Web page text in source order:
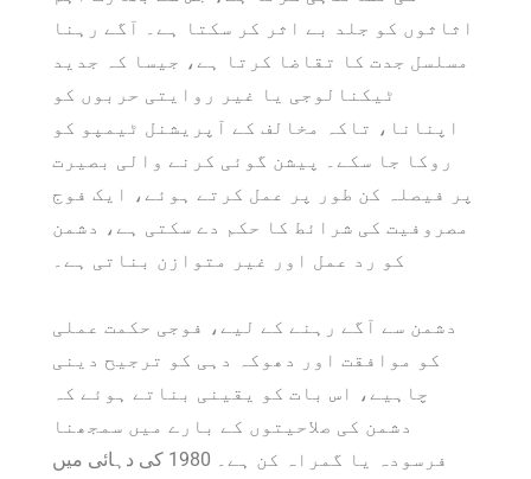
اثاثوں کو جلد بے اثر کر سکتا ہے۔ آگے رہنا
مسلسل جدت کا تقاضا کرتا ہے، جیسا کہ جدید
ٹیکنالوجی یا غیر روایتی حربوں کو
اپنانا، تاکہ مخالف کے آپریشنل ٹیمپو کو
روکا جا سکے۔ پیشن گوئی کرنے والی بصیرت
پر فیصلہ کن طور پر عمل کرتے ہوئے، ایک فوج
مصروفیت کی شرائط کا حکم دے سکتی ہے، دشمن
کو رد عمل اور غیر متوازن بناتی ہے۔
دشمن سے آگے رہنے کے لیے، فوجی حکمت عملی
کو موافقت اور دھوکہ دہی کو ترجیح دینی
چاہیے، اس بات کو یقینی بناتے ہوئے کہ
دشمن کی صلاحیتوں کے بارے میں سمجھنا
فرسودہ یا گمراہ کن ہے۔ 1980 کی دہائی میں